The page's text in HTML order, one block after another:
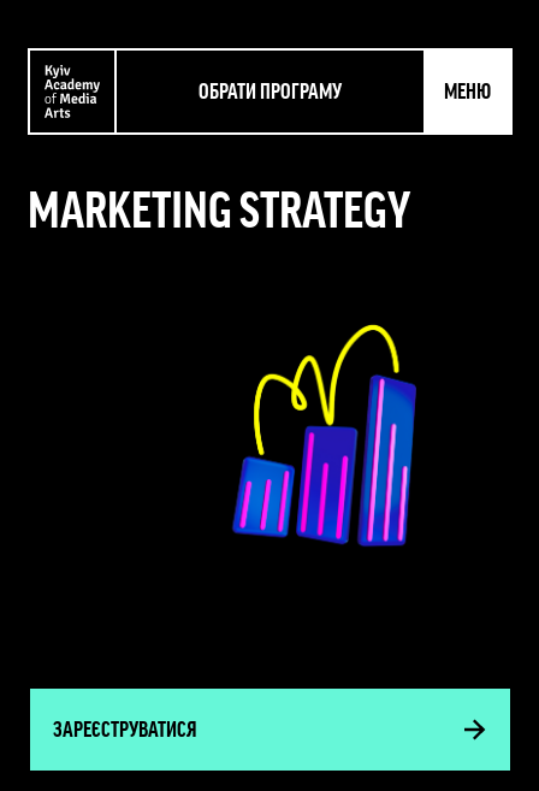
ОБРАТИ ПРОГРАМУ МЕНЮ
MARKETING STRATEGY
ЗАРЕЄСТРУВАТИСЯ